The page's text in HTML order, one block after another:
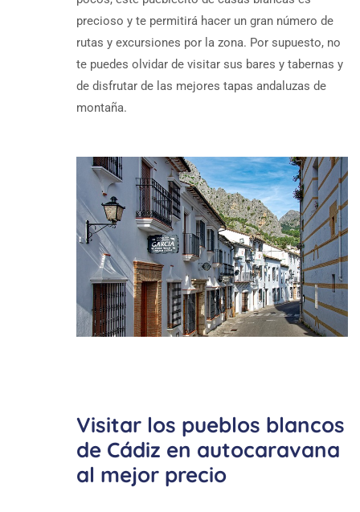
precioso y te permitirá hacer un gran número de
rutas y excursiones por la zona. Por supuesto, no
te puedes olvidar de visitar sus bares y tabernas y
de disfrutar de las mejores tapas andaluzas de
montaña.
Visitar los pueblos blancos
de Cádiz en autocaravana
al mejor precio